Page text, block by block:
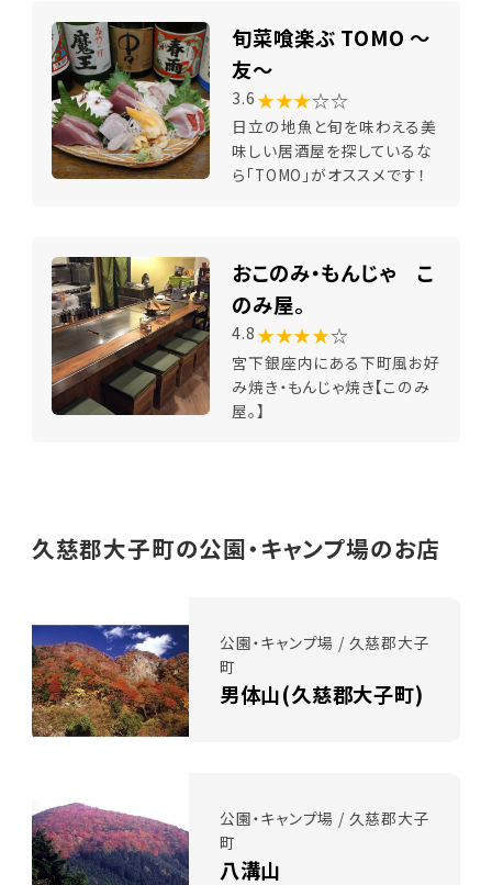
旬菜喰楽ぶ TOMO ～
友～
3.6 ★★★☆☆
日立の地魚と旬を味わえる美
味しい居酒屋を探しているな
ら「TOMO」がオススメです！
おこのみ・もんじゃ こ
のみ屋。
4.8 ★★★★☆
宮下銀座内にある下町風お好
み焼き・もんじゃ焼き【このみ
屋。】
久慈郡大子町の公園・キャンプ場のお店
公園・キャンプ場 / 久慈郡大子
町
男体山(久慈郡大子町)
公園・キャンプ場 / 久慈郡大子
町
八溝山